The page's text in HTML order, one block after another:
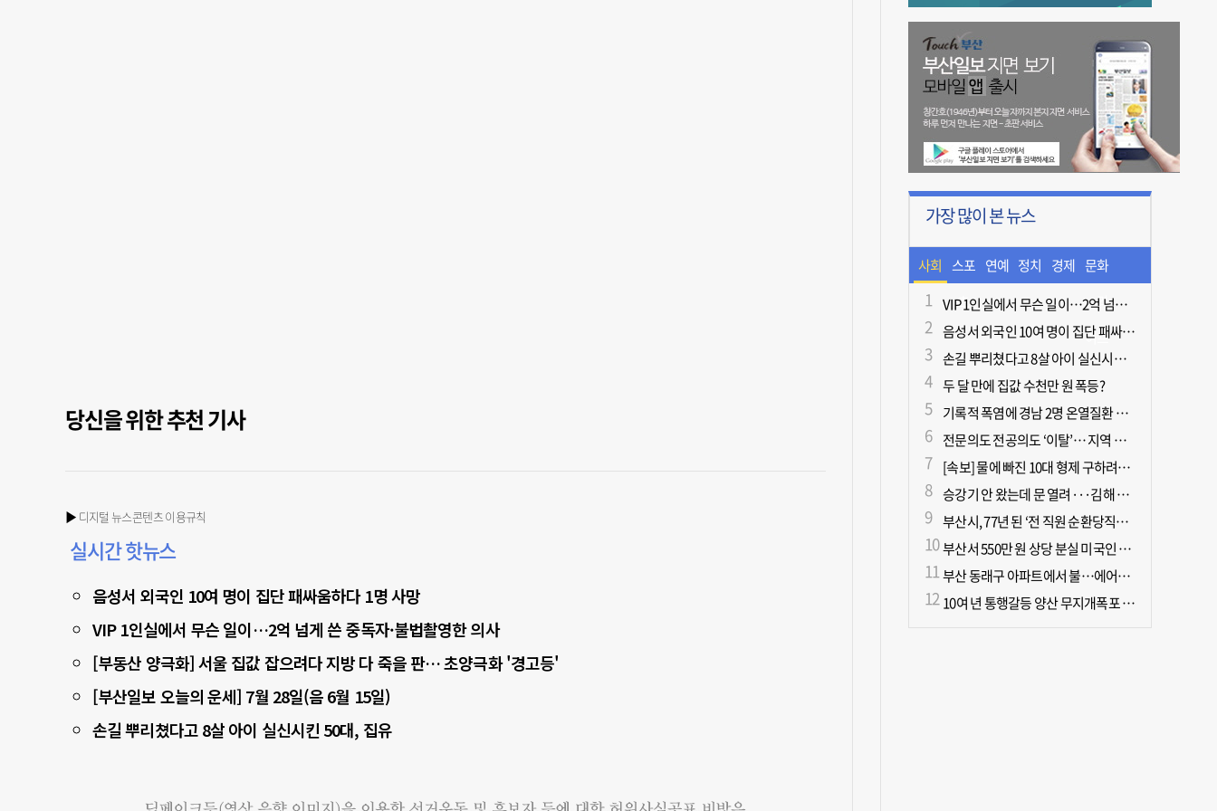
당신을 위한 추천 기사
▶ 디지털 뉴스콘텐츠 이용규칙
실시간 핫뉴스
음성서 외국인 10여 명이 집단 패싸움하다 1명 사망
VIP 1인실에서 무슨 일이…2억 넘게 쓴 중독자·불법촬영한 의사
[부동산 양극화] 서울 집값 잡으려다 지방 다 죽을 판… 초양극화 '경고등'
[부산일보 오늘의 운세] 7월 28일(음 6월 15일)
손길 뿌리쳤다고 8살 아이 실신시킨 50대, 집유
가장 많이 본 뉴스
사회 스포
츠
연예 정치 경제 문화
ㆍ라
이프
VIP 1인실에서 무슨 일이…2억 넘게 쓴 중독자·불법촬영한 의사
음성서 외국인 10여 명이 집단 패싸움하다 1명 사망
손길 뿌리쳤다고 8살 아이 실신시킨 50대, 집유
두 달 만에 집값 수천만 원 폭등?
기록적 폭염에 경남 2명 온열질환 사망
전문의도 전공의도 ‘이탈’… 지역 필수의료 무너진다
[속보] 물에 빠진 10대 형제 구하려던 50대 군인 2명 심정지 상태로 이송
승강기 안 왔는데 문 열려···김해 병원서 60대 직원 추락사
부산시, 77년 된 ‘전 직원 순환당직제’ 폐지
부산서 550만 원 상당 분실 미국인 관광객, 경찰 도움으로 되찾아
부산 동래구 아파트에서 불…에어컨에서 발화 추정
10여 년 통행갈등 양산 무지개폭포 해결되나?